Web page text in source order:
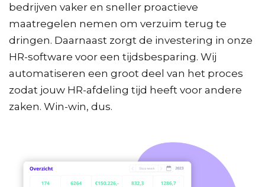
bedrijven vaker en sneller proactieve
maatregelen nemen om verzuim terug te
dringen. Daarnaast zorgt de investering in onze
HR-software voor een tijdsbesparing. Wij
automatiseren een groot deel van het proces
zodat jouw HR-afdeling tijd heeft voor andere
zaken. Win-win, dus.